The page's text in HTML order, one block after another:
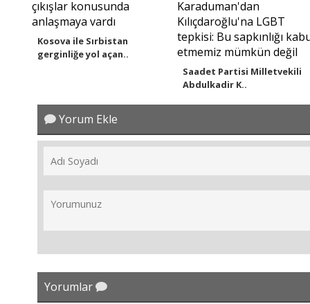
Kosova ile Sırbistan
gerginliğe yol açan..
Saadet Partisi Milletvekili
Abdulkadir K..
Yorum Ekle
Yorumlar